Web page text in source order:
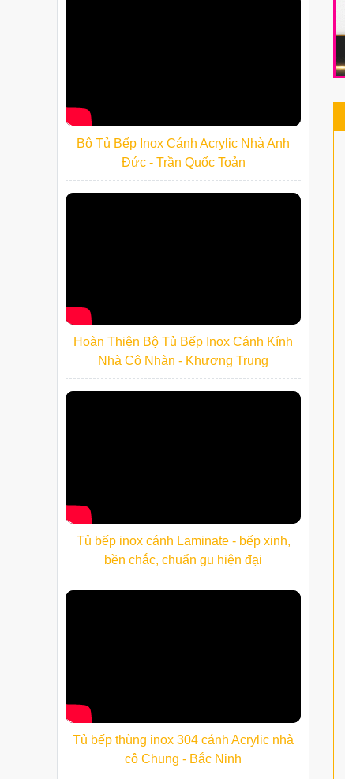
Bộ Tủ Bếp Inox Cánh Acrylic Nhà Anh
Đức - Trần Quốc Toản
Hoàn Thiện Bộ Tủ Bếp Inox Cánh Kính
Nhà Cô Nhàn - Khương Trung
Tủ bếp inox cánh Laminate - bếp xinh,
bền chắc, chuẩn gu hiện đại
Tủ bếp thùng inox 304 cánh Acrylic nhà
cô Chung - Bắc Ninh